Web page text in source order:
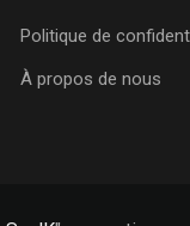
Politique de
À propos de nous